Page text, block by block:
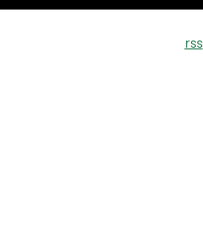
rss